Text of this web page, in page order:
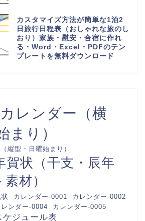
少人数で作り方が簡単な連絡網
（社内・自治会・町内会・PTA・
子供会）可愛い背景・Word・
Excel・PDFのテンプレートを無
オシャレな素材・Word・
Excel・PDFのテンプレートを無
料ダウンロード
かわいいお小遣い帳（使い道の記
録表）収入・支出（1か月間のお
金が足りないにならない管理）
Word・Excel・PDFのテンプレ
ートを無料ダウンロード
おしゃれでかわいい！入会申込書
（参加・加入）教室や習い事の会